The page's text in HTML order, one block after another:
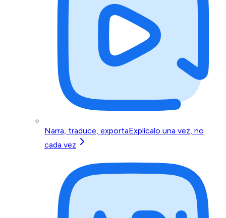
Narra, traduce, exportaExplícalo una vez, no
cada vez